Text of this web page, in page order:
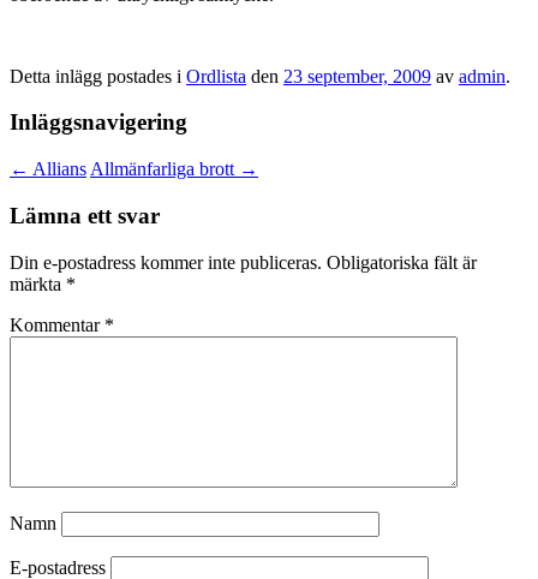
Detta inlägg postades i Ordlista den 23 september, 2009 av admin.
Inläggsnavigering
← Allians Allmänfarliga brott →
Lämna ett svar
Din e-postadress kommer inte publiceras. Obligatoriska fält är
märkta *
Kommentar *
Namn
E-postadress